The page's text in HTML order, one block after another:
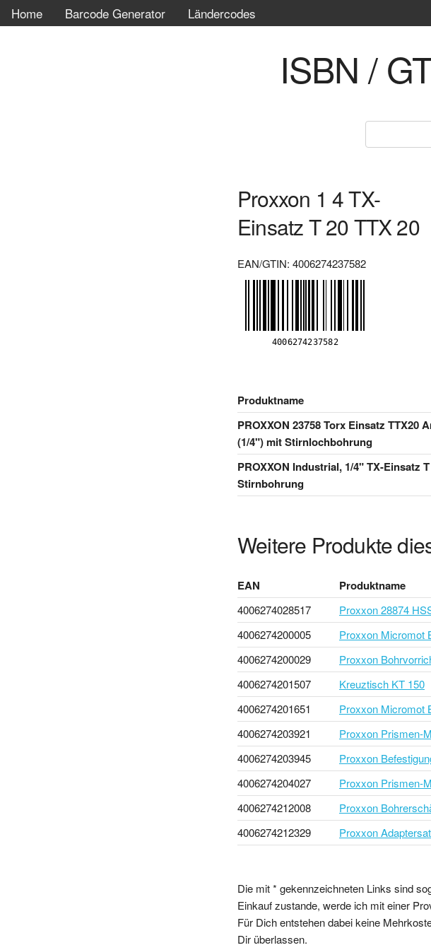
Home Barcode Generator Ländercodes
ISBN /
Proxxon 1 4 TX-
Einsatz T 20 TTX 20
EAN/GTIN: 4006274237582
Produktname
PROXXON 23758 Torx Einsatz TTX20
(1/4") mit Stirnlochbohrung
PROXXON Industrial, 1/4" TX-Einsatz
Stirnbohrung
Weitere Produkte
EAN Produktname
4006274028517
Proxxon 28874
4006274200005
Proxxon Micromot
4006274200029
Proxxon
4006274201507
Kreuztisch KT 150
4006274201651
Proxxon Micromot
4006274203921
Proxxon Prismen-
4006274203945
Proxxon
4006274204027
Proxxon Prismen-
4006274212008
Proxxon
4006274212329
Proxxon
Die mit * gekennzeichneten Links sind
Einkauf zustande, werde ich mit einer
Für Dich entstehen dabei keine
Dir überlassen.